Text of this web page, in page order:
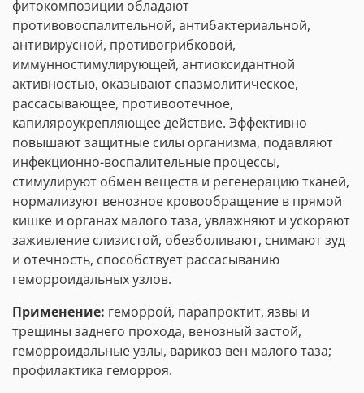
фитокомпозиции обладают
противовоспалительной, антибактериальной,
антивирусной, противогрибковой,
иммунностимулирующей, антиоксидантной
активностью, оказывают спазмолитическое,
рассасывающее, противоотечное,
капиляроукрепляющее действие. Эффективно
повышают защитные силы организма, подавляют
инфекционно-воспалительные процессы,
стимулируют обмен веществ и регенерацию тканей,
нормализуют венозное кровообращение в прямой
кишке и органах малого таза, увлажняют и ускоряют
заживление слизистой, обезболивают, снимают зуд
и отечность, способствует рассасыванию
геморроидальных узлов.
Применение: геморрой, парапроктит, язвы и
трещины заднего прохода, венозный застой,
геморроидальные узлы, варикоз вен малого таза;
профилактика геморроя.